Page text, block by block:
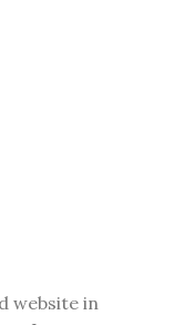
website in